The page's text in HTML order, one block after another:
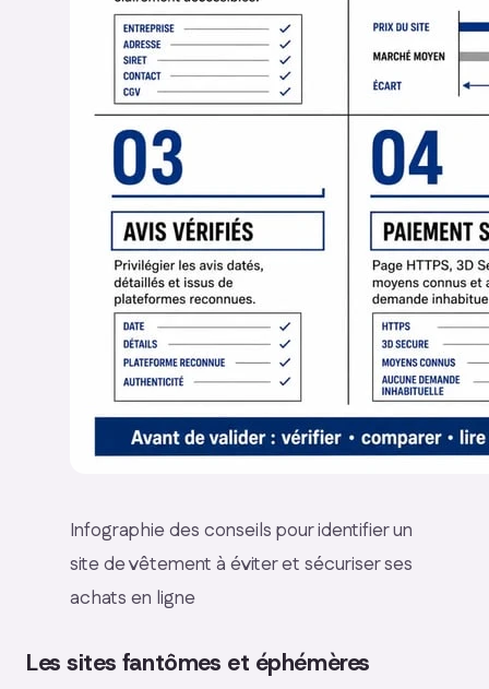
Infographie des conseils pour identifier un
site de vêtement à éviter et sécuriser ses
achats en ligne
Les sites fantômes et éphémères